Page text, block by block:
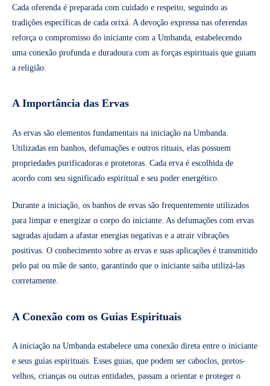
Cada oferenda é preparada com cuidado e respeito, seguindo as
tradições específicas de cada orixá. A devoção expressa nas oferendas
reforça o compromisso do iniciante com a Umbanda, estabelecendo
uma conexão profunda e duradoura com as forças espirituais que guiam
a religião.
A Importância das Ervas
As ervas são elementos fundamentais na iniciação na Umbanda.
Utilizadas em banhos, defumações e outros rituais, elas possuem
propriedades purificadoras e protetoras. Cada erva é escolhida de
acordo com seu significado espiritual e seu poder energético.
Durante a iniciação, os banhos de ervas são frequentemente utilizados
para limpar e energizar o corpo do iniciante. As defumações com ervas
sagradas ajudam a afastar energias negativas e a atrair vibrações
positivas. O conhecimento sobre as ervas e suas aplicações é transmitido
pelo pai ou mãe de santo, garantindo que o iniciante saiba utilizá-las
corretamente.
A Conexão com os Guias Espirituais
A iniciação na Umbanda estabelece uma conexão direta entre o iniciante
e seus guias espirituais. Esses guias, que podem ser caboclos, pretos-
velhos, crianças ou outras entidades, passam a orientar e proteger o